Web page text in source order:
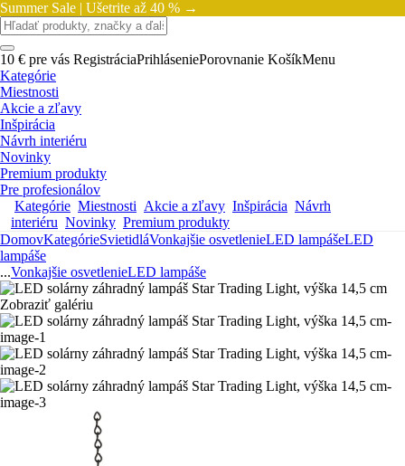
Summer Sale | Ušetrite až 40 % →
10 € pre vás RegistráciaPrihláseniePorovnanie KošíkMenu
Kategórie
Miestnosti
Akcie a zľavy
Inšpirácia
Návrh interiéru
Novinky
Premium produkty
Pre profesionálov
Kategórie Miestnosti Akcie a zľavy Inšpirácia Návrh
interiéru Novinky Premium produkty
DomovKategórieSvietidláVonkajšie osvetlenieLED lampášeLED
lampáše
...Vonkajšie osvetlenieLED lampáše
Zobraziť galériu